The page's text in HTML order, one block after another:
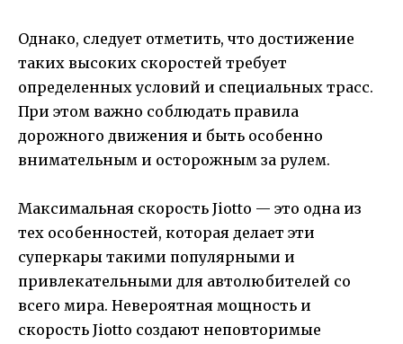
Однако, следует отметить, что достижение
таких высоких скоростей требует
определенных условий и специальных трасс.
При этом важно соблюдать правила
дорожного движения и быть особенно
внимательным и осторожным за рулем.
Максимальная скорость Jiotto — это одна из
тех особенностей, которая делает эти
суперкары такими популярными и
привлекательными для автолюбителей со
всего мира. Невероятная мощность и
скорость Jiotto создают неповторимые